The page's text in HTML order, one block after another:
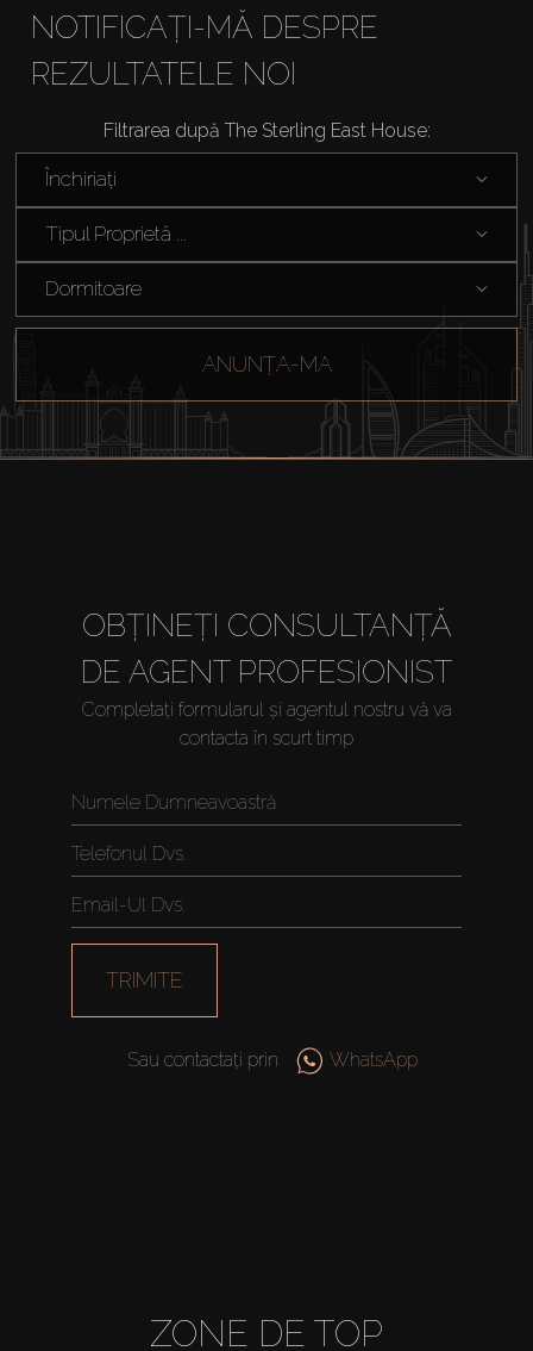
Cumpărați
Închiriați
Vânzare
Agenți
NOTIFICAȚI-MĂ DESPRE
REZULTATELE NOI
Filtrarea după The Sterling East House:
Închiriați
Tipul Proprietă ...
Dormitoare
ANUNȚA-MA
OBȚINEȚI CONSULTANȚĂ
DE AGENT PROFESIONIST
Completați formularul și agentul nostru vă va
contacta în scurt timp
TRIMITE
Sau contactați prin WhatsApp
ZONE DE TOP